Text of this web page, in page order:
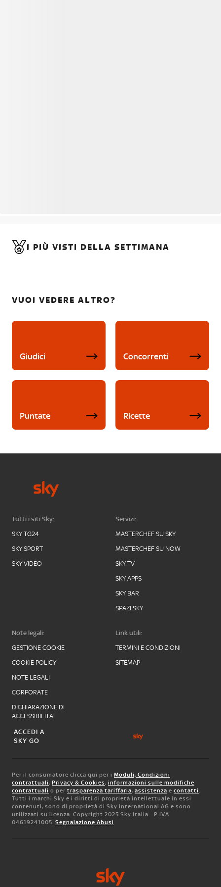
I PIÙ VISTI DELLA SETTIMANA
VUOI VEDERE ALTRO?
Giudici Concorrenti
Puntate Ricette
Tutti i siti Sky:
SKY TG24
SKY SPORT
SKY VIDEO
Servizi:
MASTERCHEF SU SKY
MASTERCHEF SU NOW
SKY TV
SKY APPS
SKY BAR
SPAZI SKY
Note legali:
GESTIONE COOKIE
COOKIE POLICY
NOTE LEGALI
CORPORATE
DICHIARAZIONE DI
ACCESSIBILITA'
Link utili:
TERMINI E CONDIZIONI
SITEMAP
ACCEDI A
SKY GO
Per il consumatore clicca qui per i Moduli, Condizioni
contrattuali, Privacy & Cookies, informazioni sulle modifiche
contrattuali o per trasparenza tariffaria, assistenza e contatti.
Tutti i marchi Sky e i diritti di proprietà intellettuale in essi
contenuti, sono di proprietà di Sky international AG e sono
utilizzati su licenza. Copyright 2025 Sky Italia - P.IVA
04619241005. Segnalazione Abusi